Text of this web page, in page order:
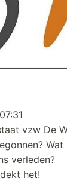
vzw De
verleden?
het!